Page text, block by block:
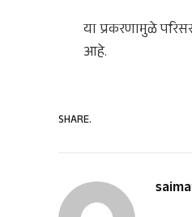
या प्रकरणामुळे
आहे.
SHARE.